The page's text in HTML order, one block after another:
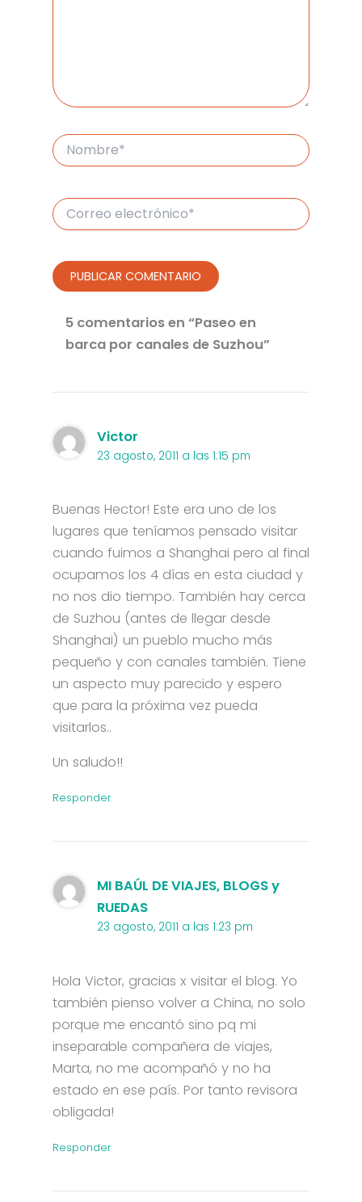
Nombre*
Correo
electrónico*
5 comentarios en “Paseo en
barca por canales de Suzhou”
Victor
23 agosto, 2011 a las 1:15 pm
Buenas Hector! Este era uno de los
lugares que teníamos pensado visitar
cuando fuimos a Shanghai pero al final
ocupamos los 4 días en esta ciudad y
no nos dio tiempo. También hay cerca
de Suzhou (antes de llegar desde
Shanghai) un pueblo mucho más
pequeño y con canales también. Tiene
un aspecto muy parecido y espero
que para la próxima vez pueda
visitarlos..
Un saludo!!
Responder
MI BAÚL DE VIAJES, BLOGS y
RUEDAS
23 agosto, 2011 a las 1:23 pm
Hola Victor, gracias x visitar el blog. Yo
también pienso volver a China, no solo
porque me encantó sino pq mi
inseparable compañera de viajes,
Marta, no me acompañó y no ha
estado en ese país. Por tanto revisora
obligada!
Responder